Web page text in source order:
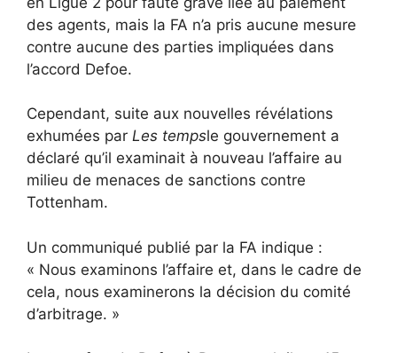
des agents, mais la FA n’a pris aucune mesure
contre aucune des parties impliquées dans
l’accord Defoe.
Cependant, suite aux nouvelles révélations
exhumées par Les tempsle gouvernement a
déclaré qu’il examinait à nouveau l’affaire au
milieu de menaces de sanctions contre
Tottenham.
Un communiqué publié par la FA indique :
« Nous examinons l’affaire et, dans le cadre de
cela, nous examinerons la décision du comité
d’arbitrage. »